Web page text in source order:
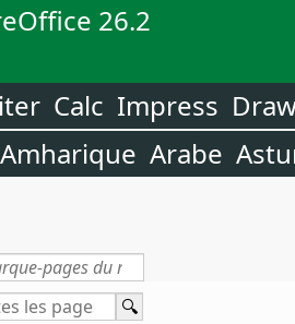
26.2
Calc Impress
Amharique Arabe